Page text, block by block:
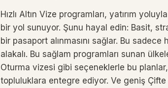
Hızlı Altın Vize programları, yatırım
bir yol sunuyor. Şunu hayal edin: Basit,
bir pasaport alınmasını sağlar. Bu
alakalı. Bu sağlam programları sunan
Oturma vizesi gibi seçeneklerle bu
topluluklara entegre ediyor. Ve geniş Çifte